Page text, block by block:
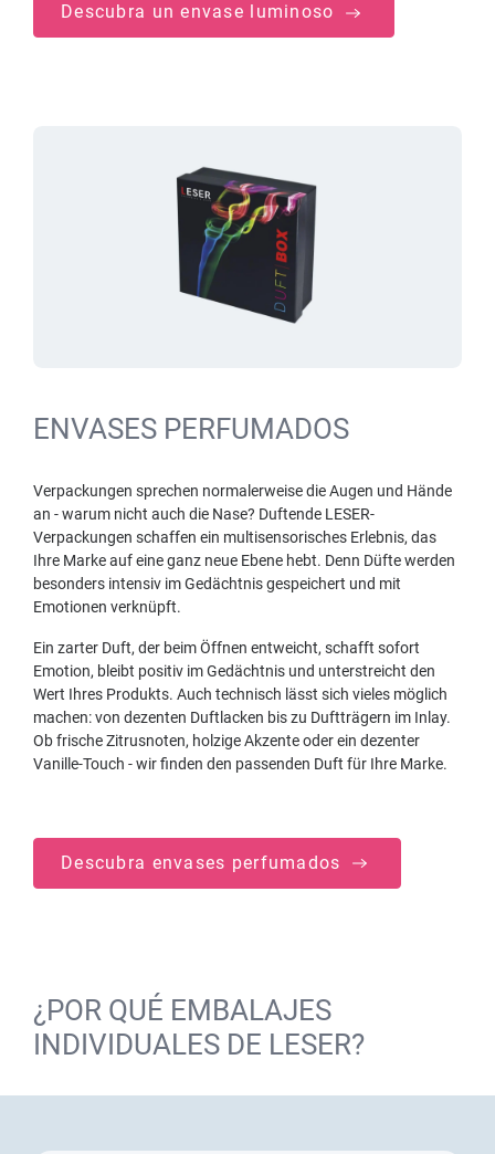
Descubra un envase luminoso
ENVASES PERFUMADOS
Verpackungen sprechen normalerweise die Augen und Hände
an - warum nicht auch die Nase? Duftende LESER-
Verpackungen schaffen ein multisensorisches Erlebnis, das
Ihre Marke auf eine ganz neue Ebene hebt. Denn Düfte werden
besonders intensiv im Gedächtnis gespeichert und mit
Emotionen verknüpft.
Ein zarter Duft, der beim Öffnen entweicht, schafft sofort
Emotion, bleibt positiv im Gedächtnis und unterstreicht den
Wert Ihres Produkts. Auch technisch lässt sich vieles möglich
machen: von dezenten Duftlacken bis zu Duftträgern im Inlay.
Ob frische Zitrusnoten, holzige Akzente oder ein dezenter
Vanille-Touch - wir finden den passenden Duft für Ihre Marke.
Descubra envases perfumados
¿POR QUÉ EMBALAJES
INDIVIDUALES DE LESER?